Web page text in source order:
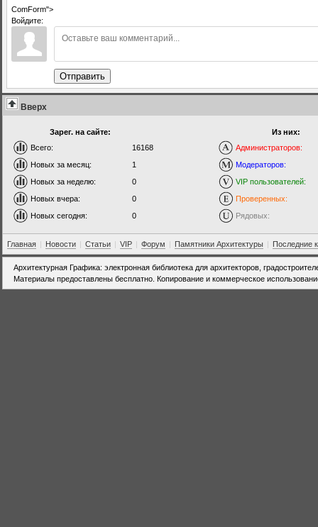
ComForm">
Войдите:
Отправить
Вверх
Зарег. на сайте:
Всего:
16168
Новых за месяц:
1
Новых за неделю:
0
Новых вчера:
0
Новых сегодня:
0
Из них:
Администраторов:
Модераторов:
VIP пользователей:
Проверенных:
Рядовых:
Главная | Новости | Статьи | VIP | Форум | Памятники Архитектуры | Последние
Архитектурная Графика: электронная библиотека для архитекторов,
Материалы предоставлены бесплатно. Копирование и коммерческое